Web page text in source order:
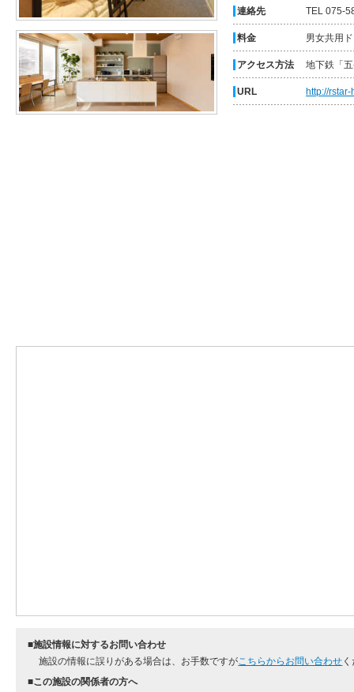
連絡先 TEL 075-
料金 男女共用
アクセス方法 地下鉄「
URL http://
■施設情報に対するお問い合わせ
施設の情報に誤りがある場合は、お手数ですがこちらからお問い合わせ
■この施設の関係者の方へ